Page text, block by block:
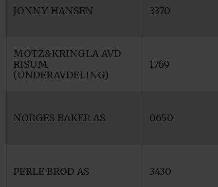
JONNY HANSEN 3370
MOTZ&KRINGLA AVD
RISUM
(UNDERAVDELING)
1769
NORGES BAKER AS 0650
PERLE BRØD AS 3430